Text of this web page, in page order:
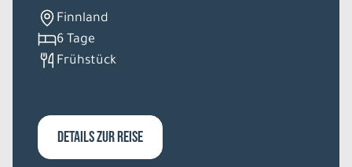
Finnland
6 Tage
Frühstück
DETAILS ZUR REISE